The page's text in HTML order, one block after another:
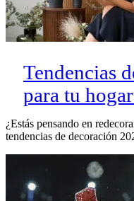
Tendencias
para tu
¿Estás pensando en
tendencias de decoración